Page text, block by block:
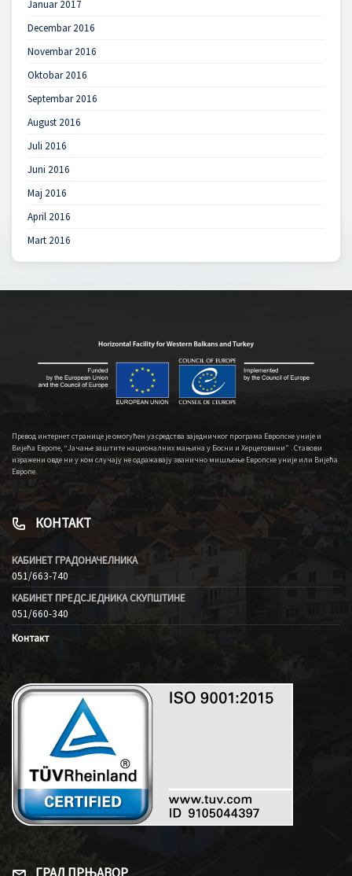
Januar 2017
Decembar 2016
Novembar 2016
Oktobar 2016
Septembar 2016
August 2016
Juli 2016
Juni 2016
Maj 2016
April 2016
Mart 2016
Превод интернет странице је омогућен уз средства заједничког програма Европске уније и
Вијећа Европе, “Јачање заштите националних мањина у Босни и Херцеговини” . Ставови
изражени овде ни у ком случају не одражавају званично мишљење Европске уније или Вијећа
Европе.
КОНТАКТ
КАБИНЕТ ГРАДОНАЧЕЛНИКА
051/663-740
КАБИНЕТ ПРЕДСЈЕДНИКА СКУПШТИНЕ
051/660-340
Контакт